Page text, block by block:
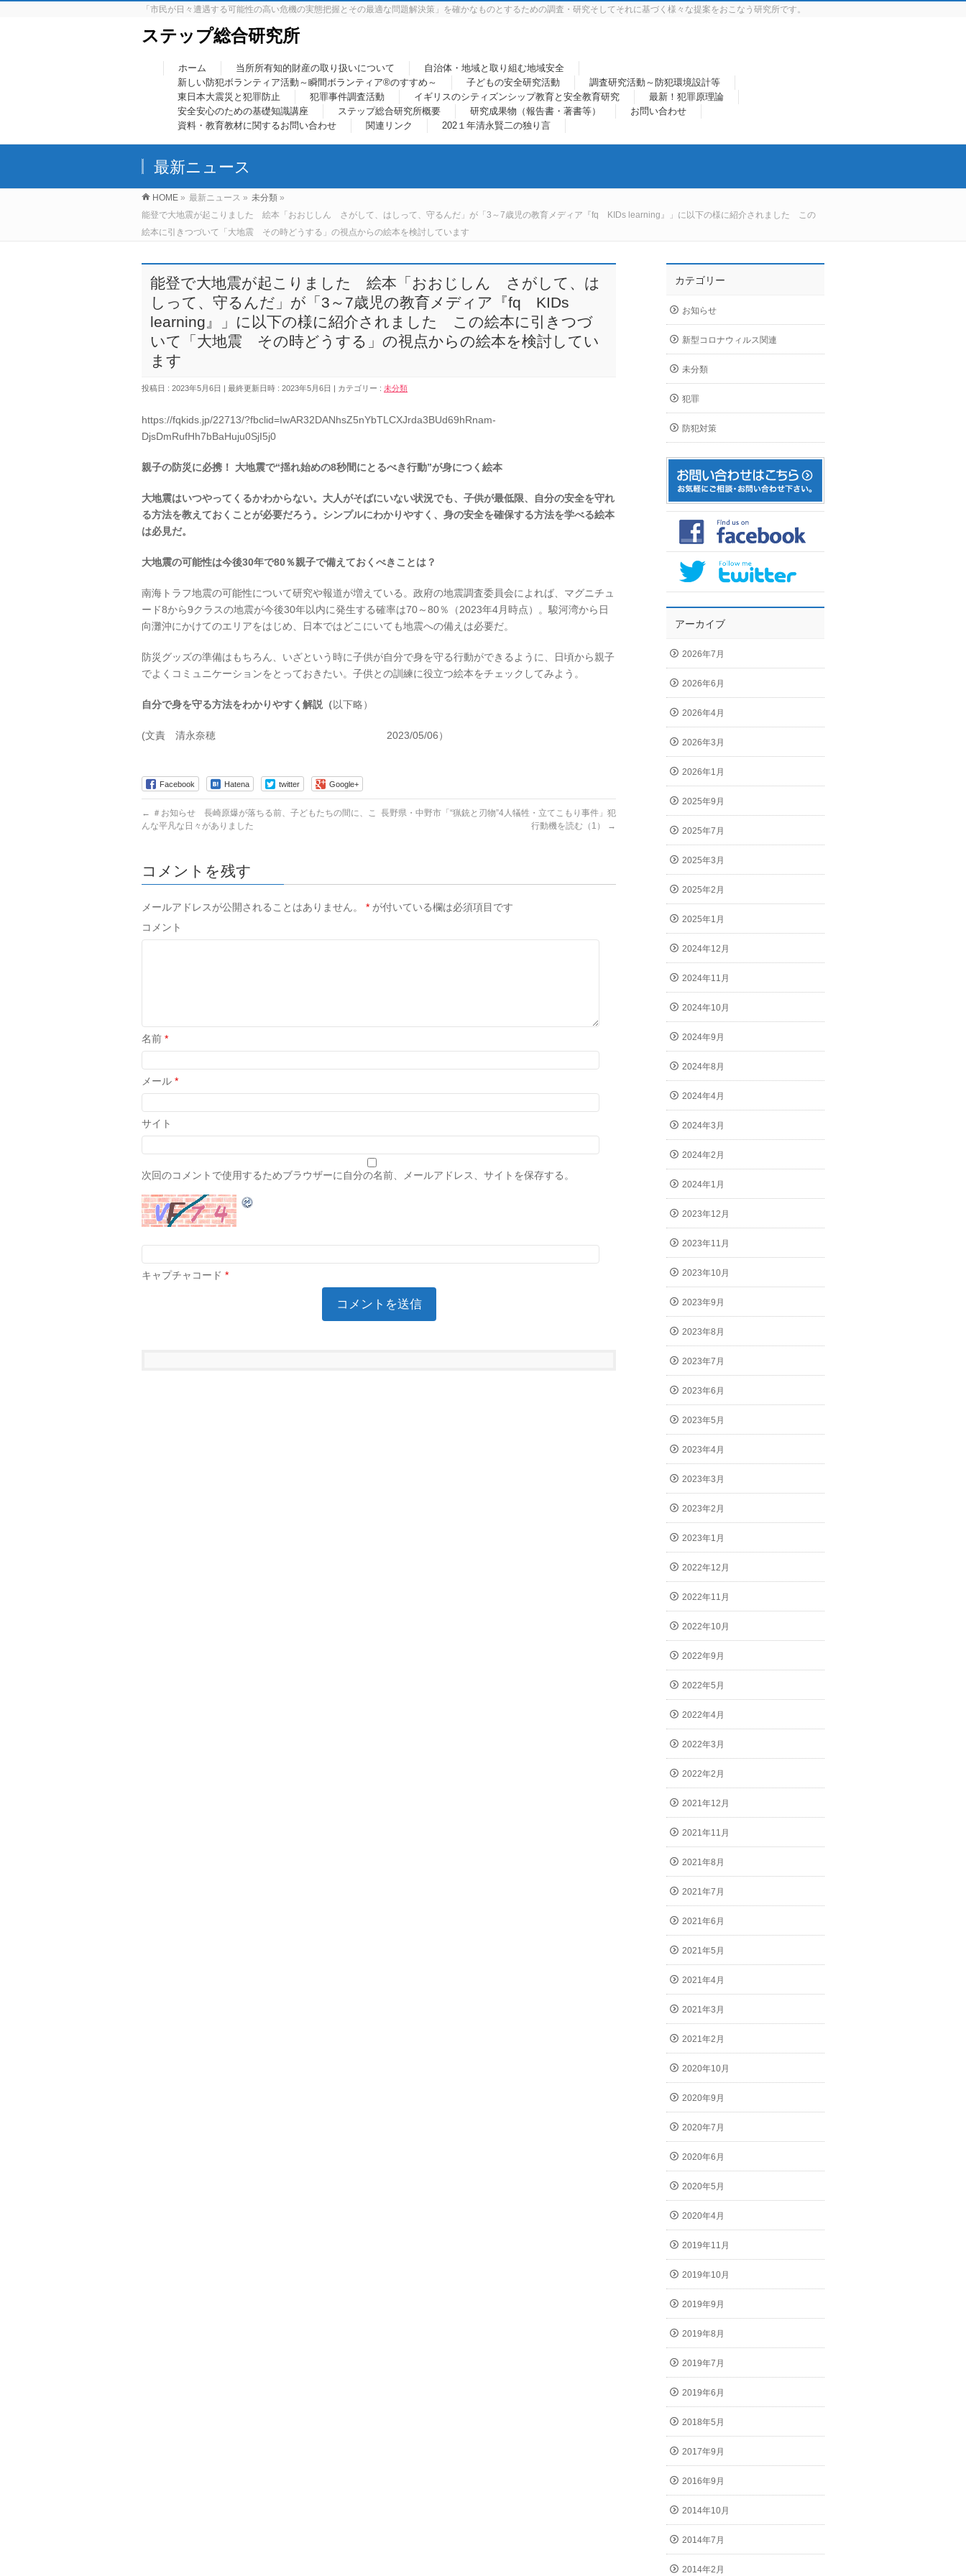
「市民が日々遭遇する可能性の高い危機の実態把握とその最適な問題解決策」を確かなものとするための調査・研究そしてそれに基づく様々な提案をおこなう研究所です。
ステップ総合研究所
ホーム 当所所有知的財産の取り扱いについて
自治体・地域と取り組む地域安全
新しい防犯ボランティア活動～瞬間ボランティア®のすすめ～
子どもの安全研究活動
調査研究活動～防犯環境設計等
東日本大震災と犯罪防止
犯罪事件調査活動 イギリスのシティズンシップ教育と安全教育研究
最新！犯罪原理論
安全安心のための基礎知識講座
ステップ総合研究所概要 研究成果物（報告書・著書等）
お問い合わせ
資料・教育教材に関するお問い合わせ
関連リンク 202１年清永賢二の独り言
最新ニュース
HOME » 最新ニュース » 未分類 »
能登で大地震が起こりました 絵本「おおじしん さがして、はしって、守るんだ」が「3～7歳児の教育メディア『fq KIDs learning』」に以下の様に紹介されました この
絵本に引きつづいて「大地震 その時どうする」の視点からの絵本を検討しています
能登で大地震が起こりました 絵本「おおじしん さがして、は
しって、守るんだ」が「3～7歳児の教育メディア『fq KIDs
learning』」に以下の様に紹介されました この絵本に引きつづ
いて「大地震 その時どうする」の視点からの絵本を検討してい
ます
投稿日 : 2023年5月6日 最終更新日時 : 2023年5月6日 カテゴリー : 未分類
https://fqkids.jp/22713/?fbclid=IwAR32DANhsZ5nYbTLCXJrda3BUd69hRnam-
DjsDmRufHh7bBaHuju0SjI5j0
親子の防災に必携！ 大地震で“揺れ始めの8秒間にとるべき行動”が身につく絵本
大地震はいつやってくるかわからない。大人がそばにいない状況でも、子供が最低限、自分の安全を守れ
る方法を教えておくことが必要だろう。シンプルにわかりやすく、身の安全を確保する方法を学べる絵本
は必見だ。
大地震の可能性は今後30年で80％親子で備えておくべきことは？
南海トラフ地震の可能性について研究や報道が増えている。政府の地震調査委員会によれば、マグニチュ
ード8から9クラスの地震が今後30年以内に発生する確率は70～80％（2023年4月時点）。駿河湾から日
向灘沖にかけてのエリアをはじめ、日本ではどこにいても地震への備えは必要だ。
防災グッズの準備はもちろん、いざという時に子供が自分で身を守る行動ができるように、日頃から親子
でよくコミュニケーションをとっておきたい。子供との訓練に役立つ絵本をチェックしてみよう。
自分で身を守る方法をわかりやすく解説（以下略）
(文責 清永奈穂 2023/05/06）
Facebook Hatena twitter Google+
← ＃お知らせ 長崎原爆が落ちる前、子どもたちの間に、こ
んな平凡な日々がありました
長野県・中野市「“猟銃と刃物”4人犠牲・立てこもり事件」犯
行動機を読む（1）
→
コメントを残す
メールアドレスが公開されることはありません。 * が付いている欄は必須項目です
コメント
名前 *
メール *
サイト
次回のコメントで使用するためブラウザーに自分の名前、メールアドレス、サイトを保存する。
キャプチャコード *
カテゴリー
お知らせ
新型コロナウィルス関連
未分類
犯罪
防犯対策
アーカイブ
2026年7月
2026年6月
2026年4月
2026年3月
2026年1月
2025年9月
2025年7月
2025年3月
2025年2月
2025年1月
2024年12月
2024年11月
2024年10月
2024年9月
2024年8月
2024年4月
2024年3月
2024年2月
2024年1月
2023年12月
2023年11月
2023年10月
2023年9月
2023年8月
2023年7月
2023年6月
2023年5月
2023年4月
2023年3月
2023年2月
2023年1月
2022年12月
2022年11月
2022年10月
2022年9月
2022年5月
2022年4月
2022年3月
2022年2月
2021年12月
2021年11月
2021年8月
2021年7月
2021年6月
2021年5月
2021年4月
2021年3月
2021年2月
2020年10月
2020年9月
2020年7月
2020年6月
2020年5月
2020年4月
2019年11月
2019年10月
2019年9月
2019年8月
2019年7月
2019年6月
2018年5月
2017年9月
2016年9月
2014年10月
2014年7月
2014年2月